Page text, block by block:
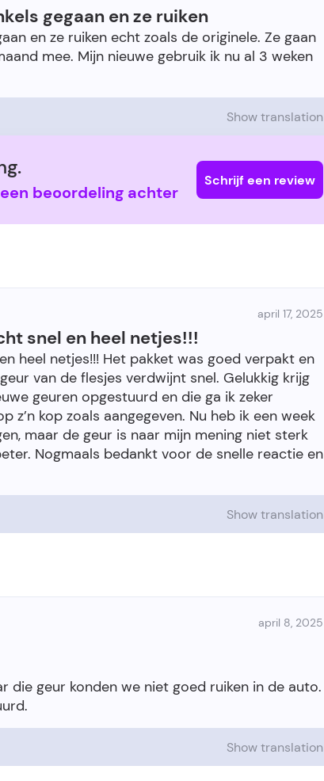
gegaan en ze ruiken
en ze ruiken echt zoals de originele. Ze gaan
mee. Mijn nieuwe gebruik ik nu al 3 weken
Show translation
beoordeling achter
Schrijf een review
april 17, 2025
snel en heel netjes!!!
heel netjes!!! Het pakket was goed verpakt en
van de flesjes verdwijnt snel. Gelukkig krijg
geuren opgestuurd en die ga ik zeker
z’n kop zoals aangegeven. Nu heb ik een week
maar de geur is naar mijn mening niet sterk
Nogmaals bedankt voor de snelle reactie en
Show translation
april 8, 2025
die geur konden we niet goed ruiken in de auto.
Show translation